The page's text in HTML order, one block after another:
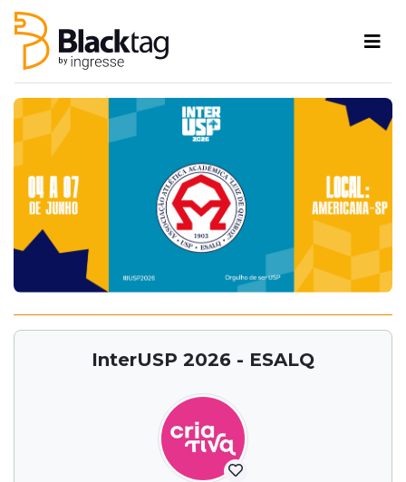
InterUSP 2026 - ESALQ